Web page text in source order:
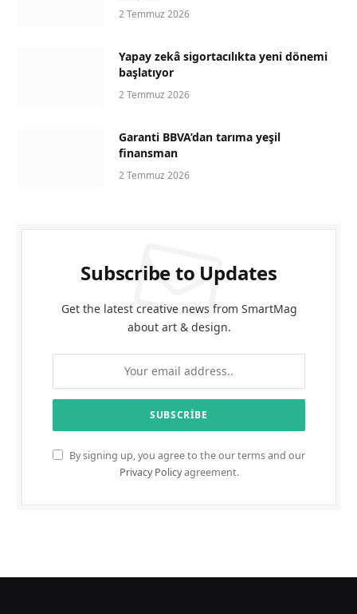
2 Temmuz 2026
Yapay zekâ sigortacılıkta yeni dönemi
başlatıyor
2 Temmuz 2026
Garanti BBVA’dan tarıma yeşil
finansman
2 Temmuz 2026
Subscribe to Updates
Get the latest creative news from SmartMag
about art & design.
By signing up, you agree to the our terms and our
Privacy Policyagreement.